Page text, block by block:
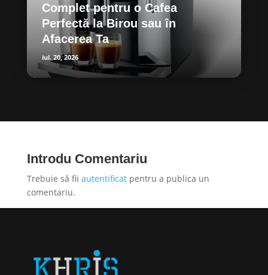
Complet pentru o Cafea
Perfectă la Birou sau în
Afacerea Ta
iul. 20, 2026
Introdu Comentariu
Trebuie să fii autentificatpentru a publica un
comentariu.